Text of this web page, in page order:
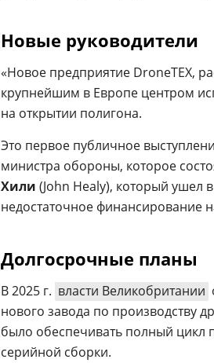
Новые руководители
«Новое предприятие DroneTEX,
крупнейшим в Европе центром
на открытии полигона.
Это первое публичное
министра обороны, которое
Хили (John Healy), который ушел в
недостаточное финансирование
Долгосрочные планы
В 2025 г. власти Великобритании
нового завода по производству
было обеспечивать полный цикл
серийной сборки.